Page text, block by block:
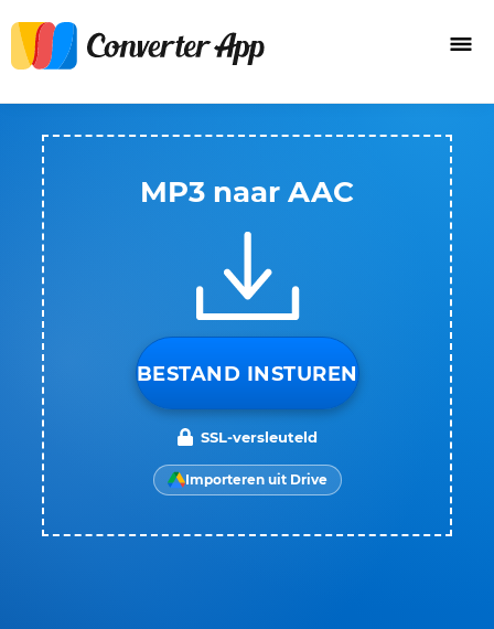
MP3 naar AAC
BESTAND INSTUREN
SSL-versleuteld
Importeren uit Drive